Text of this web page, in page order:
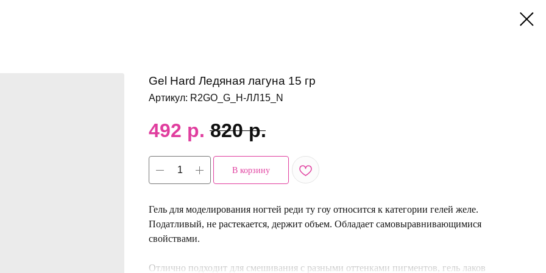
Gel Hard Ледяная лагуна 15 гр
Артикул: R2GO_G_H-ЛЛ15_N
492 р. 820 р.
В корзину
Гель для моделирования ногтей реди ту гоу относится к категории гелей желе.
Податливый, не растекается, держит объем. Обладает самовыравнивающимися
свойствами.
Отлично подходит для смешивания с разными оттенками пигментов, гель лаков